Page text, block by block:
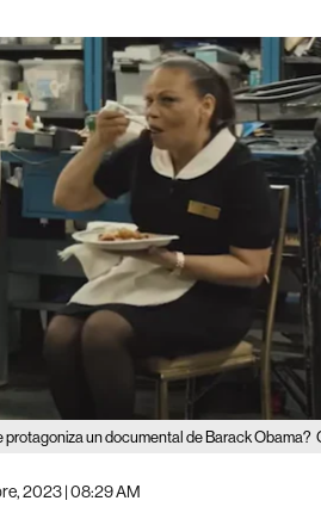
protagoniza un documental de Barack Obama?
2023 | 08:29 AM